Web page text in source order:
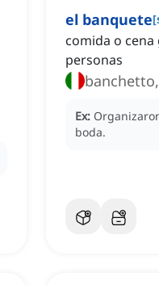
el banquete[
comida o
personas
Ex:
boda.